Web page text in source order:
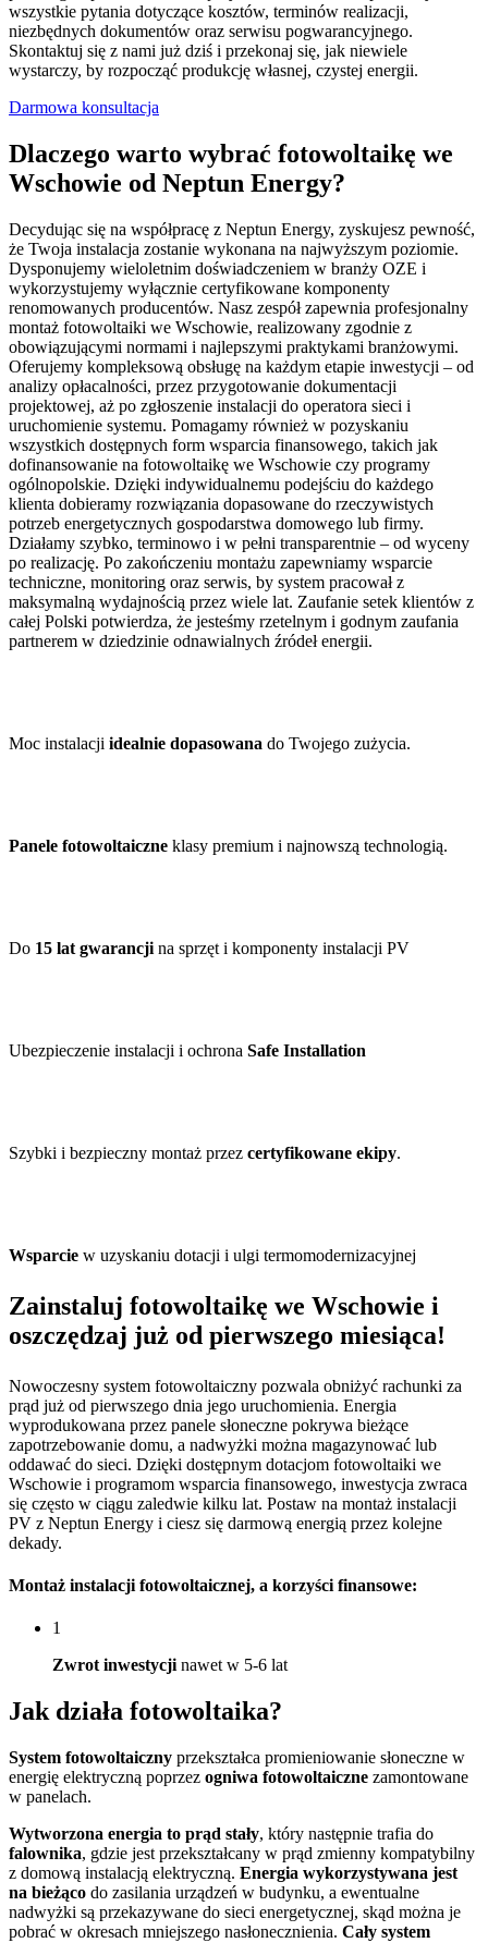
wszystkie pytania dotyczące kosztów, terminów realizacji,
niezbędnych dokumentów oraz serwisu pogwarancyjnego.
Skontaktuj się z nami już dziś i przekonaj się, jak niewiele
wystarczy, by rozpocząć produkcję własnej, czystej energii.
Darmowa konsultacja
Dlaczego warto wybrać fotowoltaikę we
Wschowie od Neptun Energy?
Decydując się na współpracę z Neptun Energy, zyskujesz pewność,
że Twoja instalacja zostanie wykonana na najwyższym poziomie.
Dysponujemy wieloletnim doświadczeniem w branży OZE i
wykorzystujemy wyłącznie certyfikowane komponenty
renomowanych producentów. Nasz zespół zapewnia profesjonalny
montaż fotowoltaiki we Wschowie, realizowany zgodnie z
obowiązującymi normami i najlepszymi praktykami branżowymi.
Oferujemy kompleksową obsługę na każdym etapie inwestycji – od
analizy opłacalności, przez przygotowanie dokumentacji
projektowej, aż po zgłoszenie instalacji do operatora sieci i
uruchomienie systemu. Pomagamy również w pozyskaniu
wszystkich dostępnych form wsparcia finansowego, takich jak
dofinansowanie na fotowoltaikę we Wschowie czy programy
ogólnopolskie. Dzięki indywidualnemu podejściu do każdego
klienta dobieramy rozwiązania dopasowane do rzeczywistych
potrzeb energetycznych gospodarstwa domowego lub firmy.
Działamy szybko, terminowo i w pełni transparentnie – od wyceny
po realizację. Po zakończeniu montażu zapewniamy wsparcie
techniczne, monitoring oraz serwis, by system pracował z
maksymalną wydajnością przez wiele lat. Zaufanie setek klientów z
całej Polski potwierdza, że jesteśmy rzetelnym i godnym zaufania
partnerem w dziedzinie odnawialnych źródeł energii.
Moc instalacji idealnie dopasowana do Twojego zużycia.
Panele fotowoltaiczne klasy premium i najnowszą technologią.
Do 15 lat gwarancji na sprzęt i komponenty instalacji PV
Ubezpieczenie instalacji i ochrona Safe Installation
Szybki i bezpieczny montaż przez certyfikowane ekipy.
Wsparcie w uzyskaniu dotacji i ulgi termomodernizacyjnej
Zainstaluj fotowoltaikę we Wschowie i
oszczędzaj już od pierwszego miesiąca!
Nowoczesny system fotowoltaiczny pozwala obniżyć rachunki za
prąd już od pierwszego dnia jego uruchomienia. Energia
wyprodukowana przez panele słoneczne pokrywa bieżące
zapotrzebowanie domu, a nadwyżki można magazynować lub
oddawać do sieci. Dzięki dostępnym dotacjom fotowoltaiki we
Wschowie i programom wsparcia finansowego, inwestycja zwraca
się często w ciągu zaledwie kilku lat. Postaw na montaż instalacji
PV z Neptun Energy i ciesz się darmową energią przez kolejne
dekady.
Montaż instalacji fotowoltaicznej, a korzyści finansowe:
1
Zwrot inwestycji nawet w 5-6 lat
Jak działa fotowoltaika?
System fotowoltaiczny przekształca promieniowanie słoneczne w
energię elektryczną poprzez ogniwa fotowoltaiczne zamontowane
w panelach.
Wytworzona energia to prąd stały, który następnie trafia do
falownika, gdzie jest przekształcany w prąd zmienny kompatybilny
z domową instalacją elektryczną. Energia wykorzystywana jest
na bieżąco do zasilania urządzeń w budynku, a ewentualne
nadwyżki są przekazywane do sieci energetycznej, skąd można je
pobrać w okresach mniejszego nasłonecznienia. Cały system